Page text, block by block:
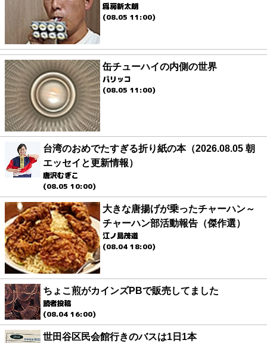
爲房新太朗
(08.05 11:00)
缶チューハイの内側の世界
パリッコ
(08.05 11:00)
台湾のおめでたすぎる折り紙の本（2026.08.05 朝
エッセイと更新情報）
唐沢むぎこ
(08.05 10:00)
大きな唐揚げが乗ったチャーハン～
チャーハン部活動報告（傑作選）
江ノ島茂道
(08.04 18:00)
ちょこ煎がカインズPBで販売してました
読者投稿
(08.04 16:00)
世田谷区民会館行きのバスは1日1本